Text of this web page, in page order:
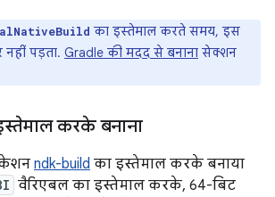
का इस्तेमाल करते समय, इस
पड़ता. Gradle की मदद से बनाना सेक्शन
करके बनाना
ndk-build का इस्तेमाल करके बनाया
वैरिएबल का इस्तेमाल करके, 64-बिट